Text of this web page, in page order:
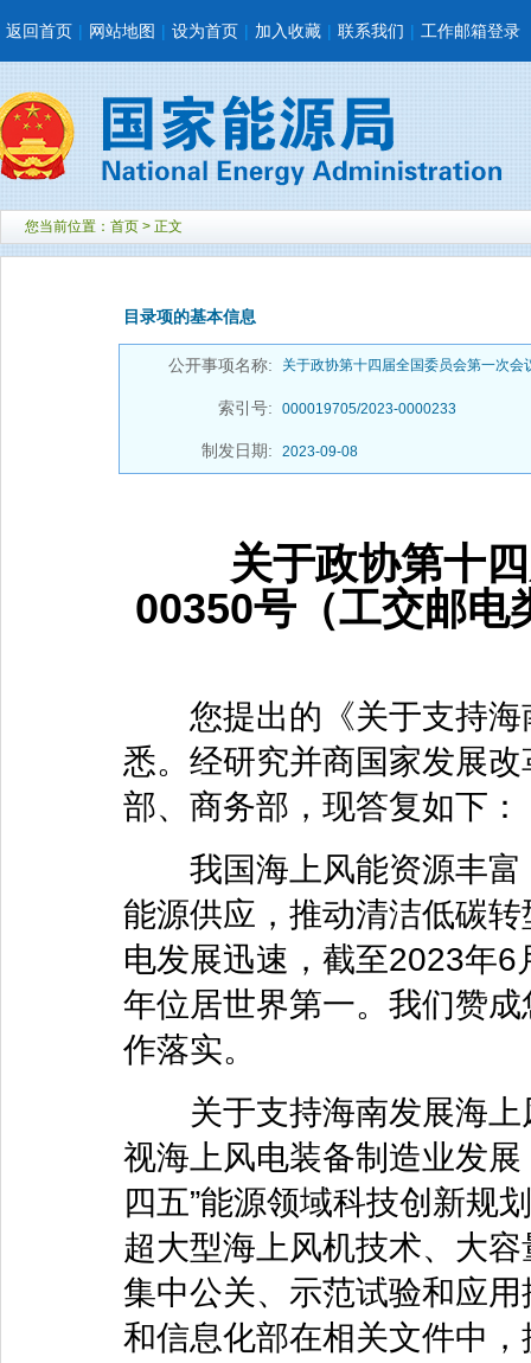
返回首页 | 网站地图 | 设为首页 | 加入收藏 | 联系我们 | 工作邮箱登录
您当前位置： 首页 > 正文
目录项的基本信息
公开事项名称: 关于政协第十四届全国委员会第一次
索引号: 000019705/2023-0000233
制发日期: 2023-09-08
关于政协第十四
00350号（工交邮电
您提出的《关于支持海
悉。经研究并商国家发展
部、商务部，现答复如下：
我国海上风能资源丰富
能源供应，推动清洁低碳
电发展迅速，截至2023年
年位居世界第一。我们赞
作落实。
关于支持海南发展海上
视海上风电装备制造业发
四五”能源领域科技创新规
超大型海上风机技术、大
集中公关、示范试验和应
和信息化部在相关文件中